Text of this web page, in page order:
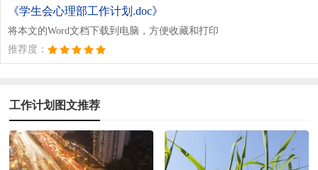
《学生会心理部工作计划.doc》
将本文的Word文档下载到电脑，方便收藏和打印
推荐度：
工作计划图文推荐